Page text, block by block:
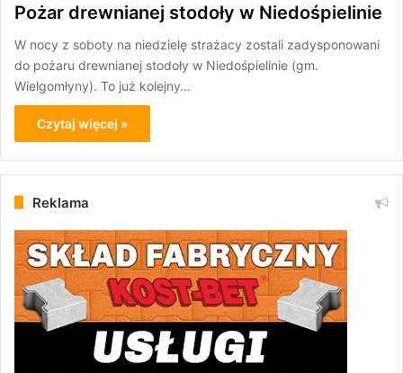
Pożar drewnianej stodoły w Niedośpielinie
W nocy z soboty na niedzielę strażacy zostali zadysponowani
do pożaru drewnianej stodoły w Niedośpielinie (gm.
Wielgomłyny). To już kolejny…
Czytaj więcej »
Reklama